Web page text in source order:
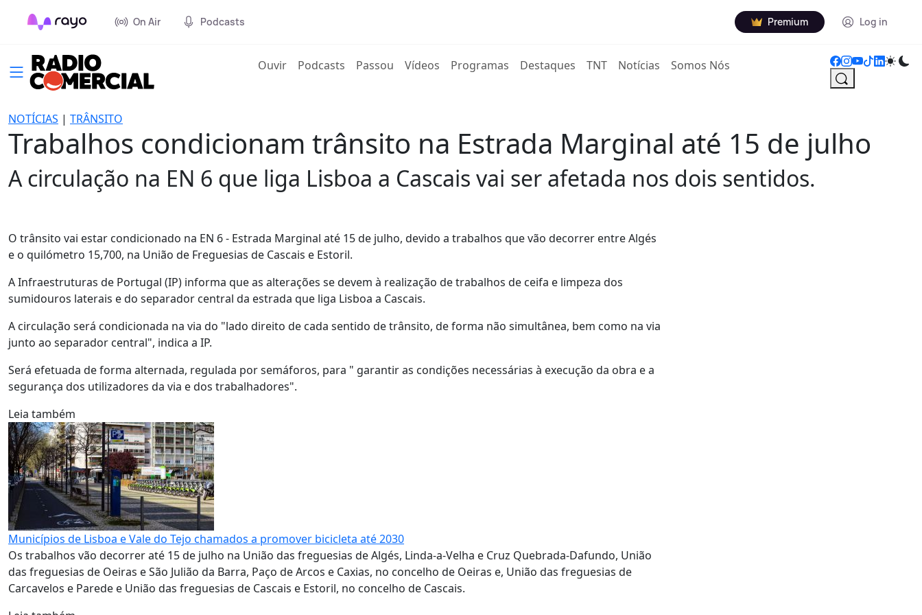
On Air Podcasts Premium Log in
Ouvir(current)
Podcasts Passou Vídeos Programas Destaques TNT Notícias Somos Nós
NOTÍCIAS | TRÂNSITO
Trabalhos condicionam trânsito na Estrada Marginal até 15 de julho
A circulação na EN 6 que liga Lisboa a Cascais vai ser afetada nos dois sentidos.
O trânsito vai estar condicionado na EN 6 - Estrada Marginal até 15 de julho, devido a trabalhos que vão decorrer entre Algés
e o quilómetro 15,700, na União de Freguesias de Cascais e Estoril.
A Infraestruturas de Portugal (IP) informa que as alterações se devem à realização de trabalhos de ceifa e limpeza dos
sumidouros laterais e do separador central da estrada que liga Lisboa a Cascais.
A circulação será condicionada na via do "lado direito de cada sentido de trânsito, de forma não simultânea, bem como na via
junto ao separador central", indica a IP.
Será efetuada de forma alternada, regulada por semáforos, para " garantir as condições necessárias à execução da obra e a
segurança dos utilizadores da via e dos trabalhadores".
Leia também
Municípios de Lisboa e Vale do Tejo chamados a promover bicicleta até 2030
Os trabalhos vão decorrer até 15 de julho na União das freguesias de Algés, Linda-a-Velha e Cruz Quebrada-Dafundo, União
das freguesias de Oeiras e São Julião da Barra, Paço de Arcos e Caxias, no concelho de Oeiras e, União das freguesias de
Carcavelos e Parede e União das freguesias de Cascais e Estoril, no concelho de Cascais.